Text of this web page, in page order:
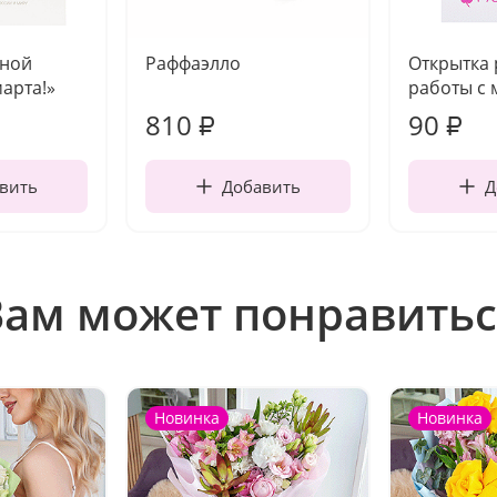
Раффаэлло
810 ₽
Добавить
Открытка
работы с
90 ₽
может
Новинка Новинка